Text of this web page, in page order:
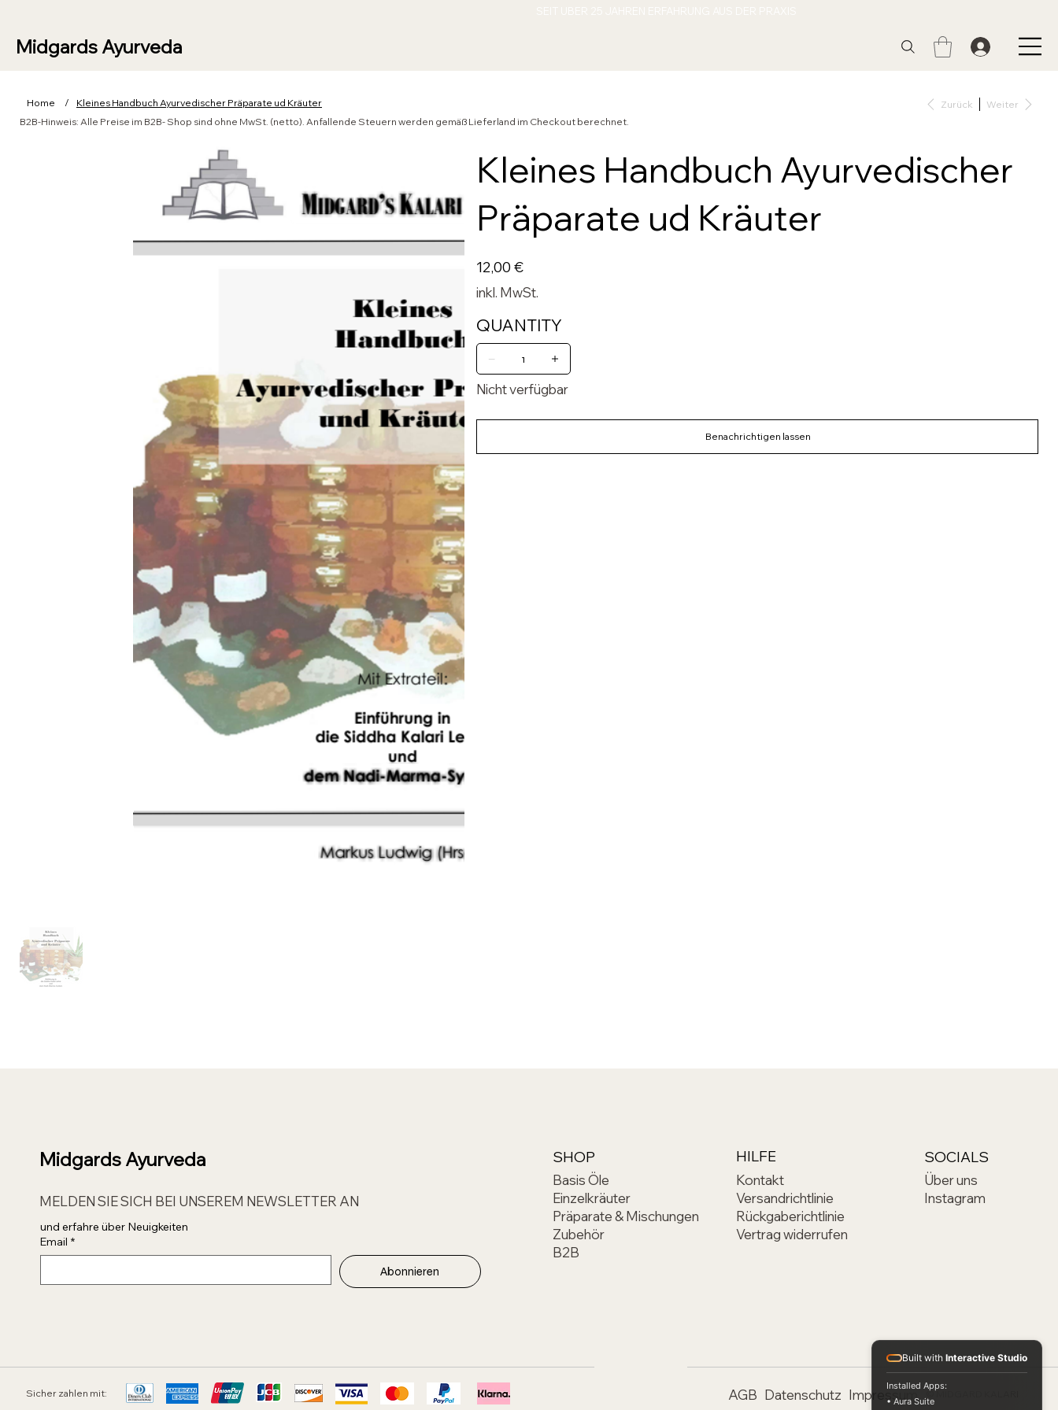
Midgards Ayurveda
Home / Kleines Handbuch Ayurvedischer Präparate ud Kräuter Zurück Weiter
Kleines Handbuch Ayurvedischer
Präparate ud Kräuter
Preis
12,00 €
inkl. MwSt.
QUANTITY
Nicht verfügbar
Benachrichtigen lassen
B2B-Hinweis: Alle Preise im B2B- Shop sind ohne MwSt. (netto). Anfallende Steuern werden gemäß Lieferland im Checkout berechnet.
SOCIALS
Über uns
Instagram
HILFE
Kontakt
Versandrichtlinie
Rückgaberichtlinie
Vertrag widerrufen
SHOP
Basis Öle
Einzelkräuter
Präparate & Mischungen
Zubehör
B2B
Midgards Ayurveda
MELDEN SIE SICH BEI UNSEREM NEWSLETTER AN
Email *
Abonnieren
Sicher zahlen mit: AGB Datenschutz Impressum © MIDGARD KALARI
Built with Interactive Studio
Installed Apps:
• Aura Suite